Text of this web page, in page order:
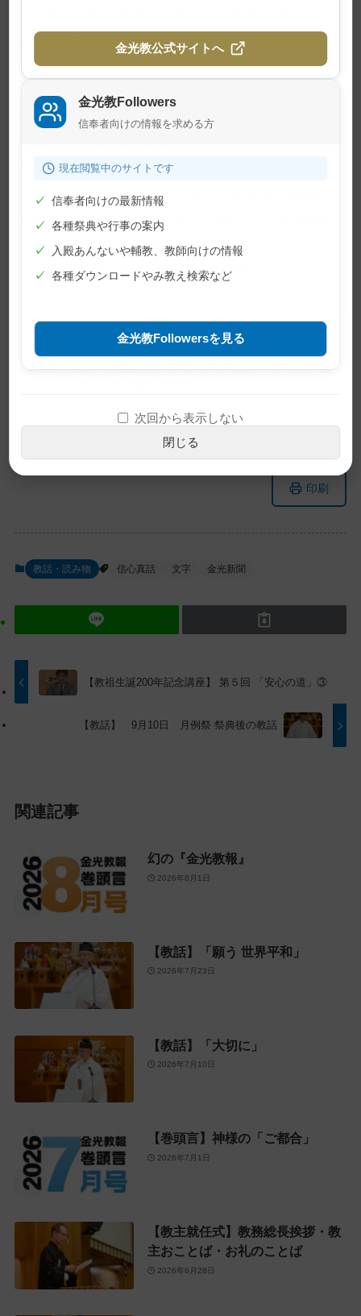
いなかったのではないかと思うようになりまし
た。
今回の病気は、神様が大難を小難に祭り変えて
くださったのかもしれません。神様は私に、小難
さっているのです。
教祖１３０年のお年柄に際し、天地金乃神様と
金光大神様は、私のここからの信心に、具体的か
つ明確な道しるべをお示しくださったのです。
（『金光新聞』平成25年９月１日号）
※この記事は旧サイトから移行したも
メ
ッ
プ
に
ナ
動
す
る
印刷
教話・読み物 信心真話 文字 金光新聞
【教祖生誕200年記念講座】 第５回 「安心の道」③
【教話】 9月10日 月例祭 祭典後の教話
関連記事
幻の『金光教報』
2026年8月1日
【教話】「願う 世界平和」
2026年7月23日
【教話】「大切に」
2026年7月10日
【巻頭言】神様の「ご都合」
2026年7月1日
【教主就任式】教務総長挨拶・教
主おことば・お礼のことば
2026年6月28日
金光教公式サイトへ
金光教Followers
信奉者向けの情報を求める方
現在閲覧中のサイトです
✓ 信奉者向けの最新情報
✓ 各種祭典や行事の案内
✓ 入殿あんないや輔教、教師向けの情報
✓ 各種ダウンロードやみ教え検索など
金光教Followersを見る
次回から表示しない
閉じる